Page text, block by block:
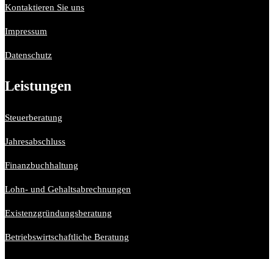
Kontaktieren Sie uns
Impressum
Datenschutz
Leistungen
Steuerberatung
Jahresabschluss
Finanzbuchhaltung
Lohn- und Gehaltsabrechnungen
Existenzgründungsberatung
Betriebswirtschaftliche Beratung